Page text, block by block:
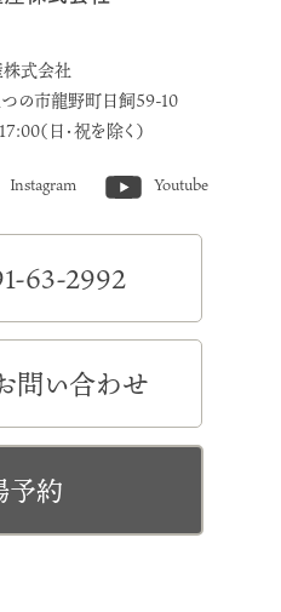
式会社
の市龍野町日飼59-10
（日・祝を除く）
Instagram Youtube
63-2992
問い合わせ
予約